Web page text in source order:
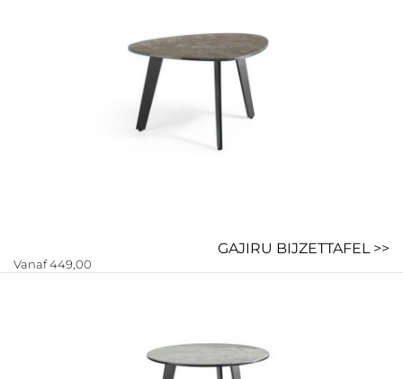
GAJIRU BIJZETTAFEL >>
Vanaf 449,00